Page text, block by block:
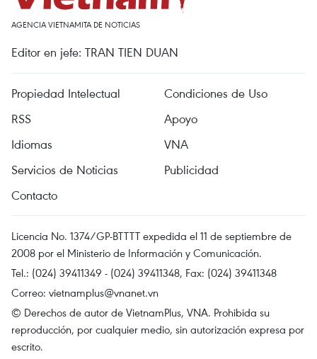
AGENCIA VIETNAMITA DE NOTICIAS
Editor en jefe: TRAN TIEN DUAN
Propiedad Intelectual
Condiciones de Uso
RSS
Apoyo
Idiomas
VNA
Servicios de Noticias
Publicidad
Contacto
Licencia No. 1374/GP-BTTTT expedida el 11 de septiembre de
2008 por el Ministerio de Información y Comunicación.
Tel.: (024) 39411349 - (024) 39411348, Fax: (024) 39411348
Correo: vietnamplus@vnanet.vn
© Derechos de autor de VietnamPlus, VNA. Prohibida su
reproducción, por cualquier medio, sin autorización expresa por
escrito.